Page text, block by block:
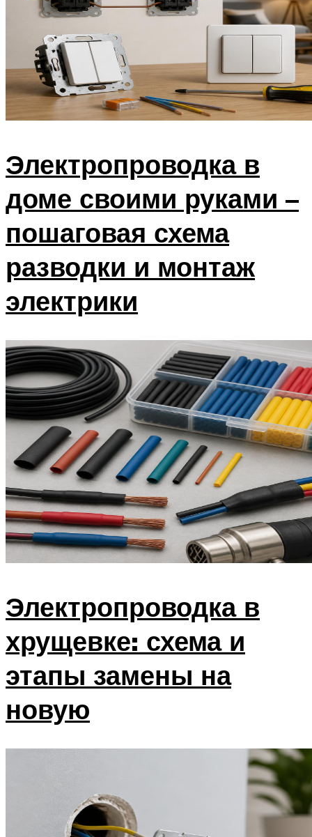
Электропроводка в
доме своими руками –
пошаговая схема
разводки и монтаж
электрики
Электропроводка в
хрущевке: схема и
этапы замены на
новую